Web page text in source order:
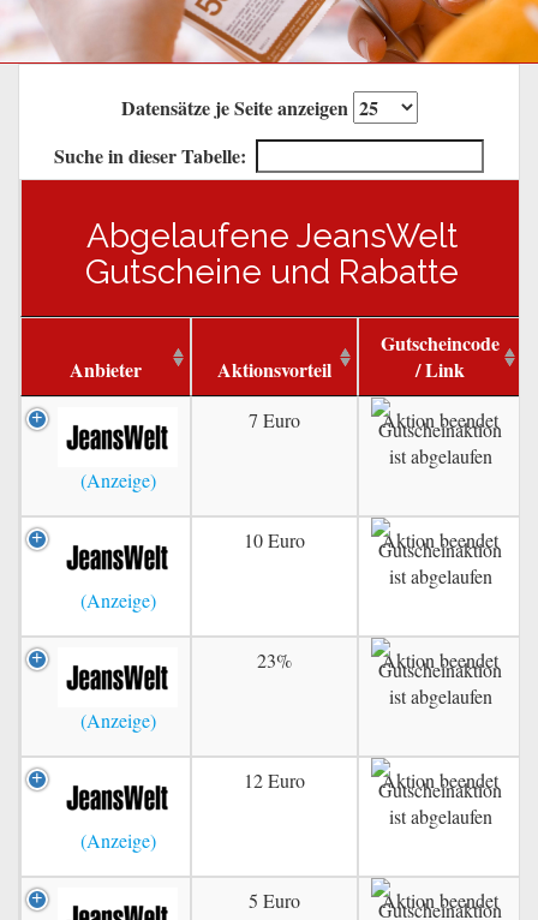
Datensätze je Seite anzeigen
Suche in dieser Tabelle:
Abgelaufene JeansWelt
Gutscheine und Rabatte
Anbieter Aktionsvorteil
Gutscheincode
/ Link
7 Euro Aktion beendet
10 Euro Aktion beendet
23% Aktion beendet
12 Euro Aktion beendet
5 Euro Aktion beendet